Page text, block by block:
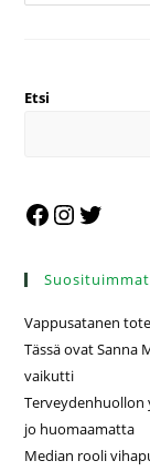
Etsi
Vappusatanen
Tässä ovat Sanna
vaikutti
jo huomaamatta
Median rooli